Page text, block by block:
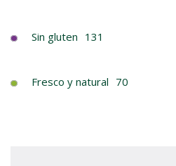
Sin gluten 131
Fresco y natural 70